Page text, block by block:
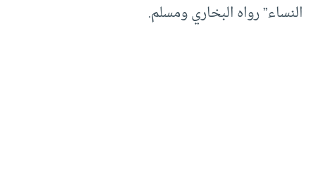
النساء” رواه البخاري ومسلم.